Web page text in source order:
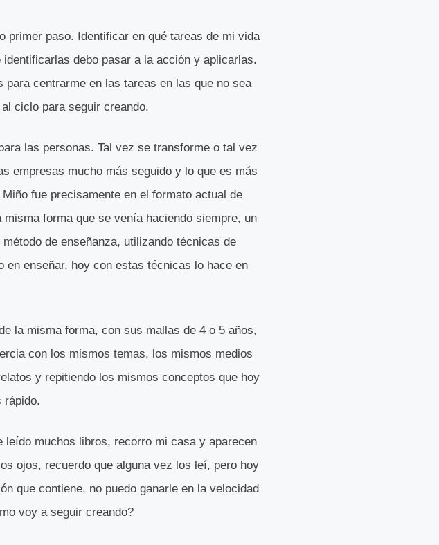
primer paso. Identificar en qué tareas de mi vida
debo pasar a la acción y aplicarlas.
centrarme en las tareas en las que no sea
ciclo para seguir creando.
las personas. Tal vez se transforme o tal vez
empresas mucho más seguido y lo que es más
fue precisamente en el formato actual de
forma que se venía haciendo siempre, un
de enseñanza, utilizando técnicas de
en enseñar, hoy con estas técnicas lo hace en
la misma forma, con sus mallas de 4 o 5 años,
con los mismos temas, los mismos medios
y repitiendo los mismos conceptos que hoy
rápido.
leído muchos libros, recorro mi casa y aparecen
ojos, recuerdo que alguna vez los leí, pero hoy
que contiene, no puedo ganarle en la velocidad
voy a seguir creando?